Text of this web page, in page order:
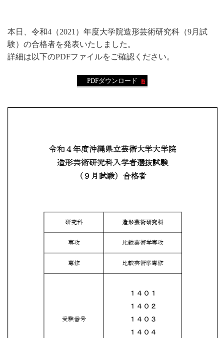
本日、令和4（2021）年度大学院造形芸術研究科（9月試
験）の合格者を発表いたしました。
詳細は以下のPDFファイルをご確認ください。
PDFダウンロード